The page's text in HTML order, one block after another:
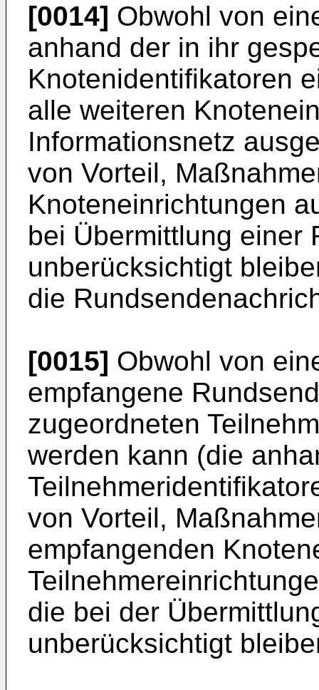
[0014] Obwohl von
anhand der in ihr
Knotenidentifikatoren
alle weiteren
Informationsnetz
von Vorteil,
Knoteneinrichtungen
bei Übermittlung einer
unberücksichtigt
die
[0015] Obwohl von
empfangene
zugeordneten
werden kann (die
von Vorteil,
empfangenden
die bei der
unberücksichtigt